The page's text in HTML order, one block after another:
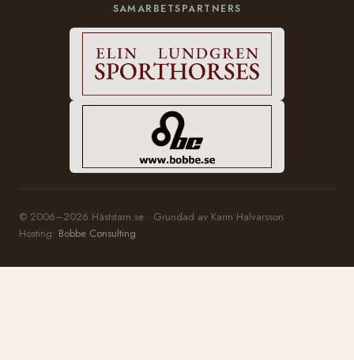
SAMARBETSPARTNERS
© 2006–2026 Häststam.se · Grundad av Karin Halvarsson
Hosting: Bobbe Consulting